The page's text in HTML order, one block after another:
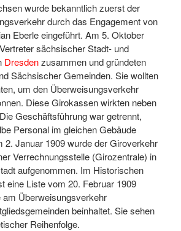
wurde bekanntlich zuerst der
durch das Engagement von
Eberle eingeführt. Am 5. Oktober
sächsischer Stadt- und
Dresdenzusammen und gründeten
Sächsischer Gemeinden. Sie wollten
um den Überweisungsverkehr
Diese Girokassen wirkten neben
Geschäftsführung war getrennt,
Personal im gleichen Gebäude
2. Januar 1909 wurde der Giroverkehr
Verrechnungsstelle (Girozentrale) in
aufgenommen. Im Historischen
eine Liste vom 20. Februar 1909
am Überweisungsverkehr
beinhaltet. Sie sehen
Reihenfolge.